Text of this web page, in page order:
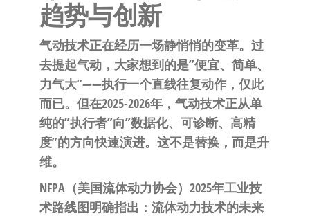
趋势与创新
气动技术正在经历一场静悄悄的变革。过
去提起气动，大家想到的是”便宜、简单、
力气大”——执行一个直线往复动作，仅此
而已。但在2025-2026年，气动技术正从单
纯的”执行者”向”数据化、可诊断、高精
度”的方向快速演进。这不是替换，而是升
维。
NFPA（美国流体动力协会）2025年工业技
术路线图明确指出：流体动力技术的未来